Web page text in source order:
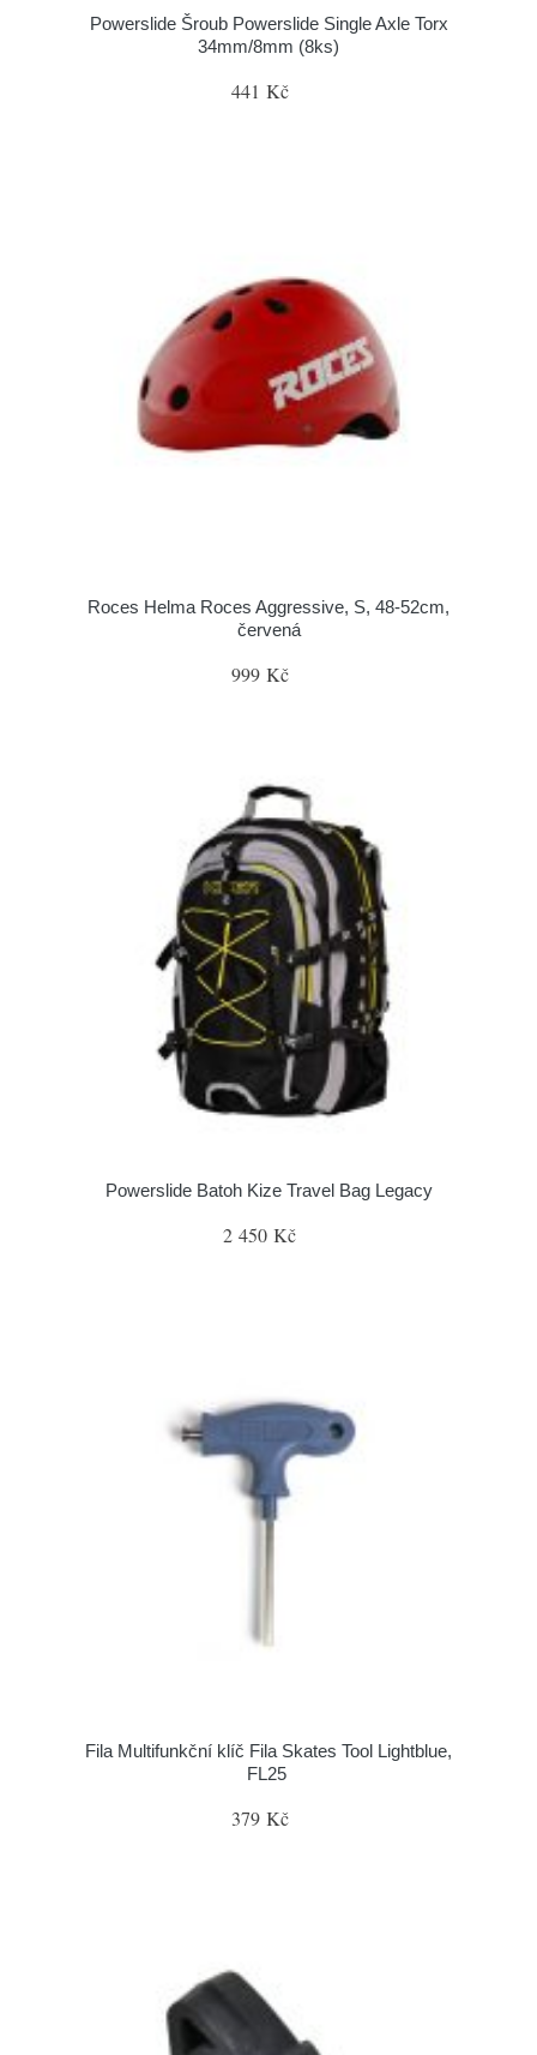
Powerslide Šroub Powerslide Single Axle Torx
34mm/8mm (8ks)
441 Kč
Roces Helma Roces Aggressive, S, 48-52cm,
červená
999 Kč
Powerslide Batoh Kize Travel Bag Legacy
2 450 Kč
Fila Multifunkční klíč Fila Skates Tool Lightblue,
FL25
379 Kč